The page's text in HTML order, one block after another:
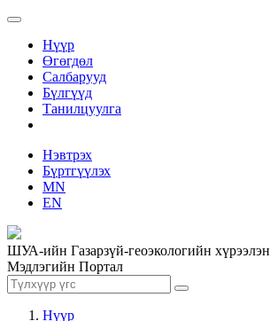
Нүүр
Өгөгдөл
Салбарууд
Бүлгүүд
Танилцуулга
Нэвтрэх
Бүртгүүлэх
MN
EN
ШУА-ийн Газарзүй-геоэкологийн хүрээлэн
Мэдлэгийн Портал
Нүүр